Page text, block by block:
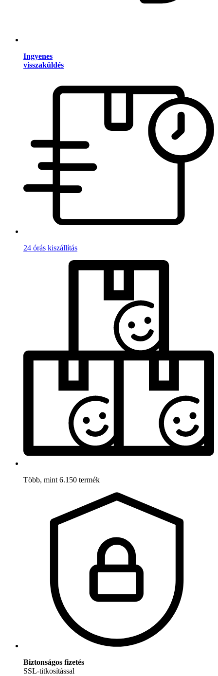
Ingyenes
visszaküldés
24 órás kiszállítás
Több, mint 6.150 termék
Biztonságos fizetés
SSL-titkosítással